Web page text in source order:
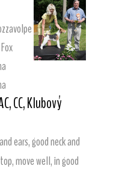
CC, Klubový
ears, good neck and
move well, in good